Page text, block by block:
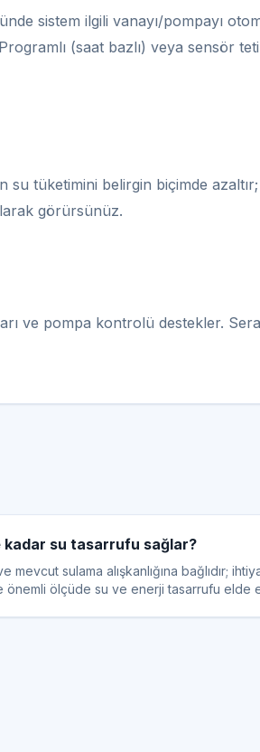
sistem ilgili vanayı/pompayı
(saat bazlı) veya sensör
su tüketimini belirgin biçimde
görürsünüz.
ve pompa kontrolü destekler.
kadar su tasarrufu sağlar?
mevcut sulama alışkanlığına bağlıdır;
önemli ölçüde su ve enerji tasarrufu elde